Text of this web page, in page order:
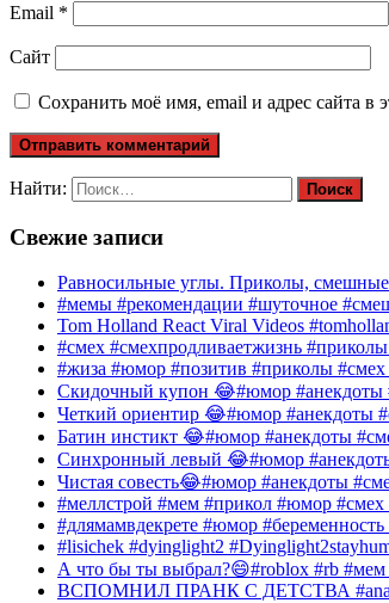
Email *
Сайт
Сохранить моё имя, email и адрес сайта в
Найти:
Свежие записи
Равносильные углы. Приколы,
#мемы #рекомендации #шуточное
Tom Holland React Viral Videos
#смех #смехпродливаетжизнь
#жиза #юмор #позитив #приколы
Скидочный купон 😂#юмор #анекдоты
Четкий ориентир 😂#юмор #анекдоты
Батин инстикт 😂#юмор #анекдоты
Синхронный левый 😂#юмор
Чистая совесть😂#юмор #анекдоты
#меллстрой #мем #прикол #юмор #смех
#длямамвдекрете #юмор
#lisichek #dyinglight2
А что бы ты выбрал?😄#roblox #rb
ВСПОМНИЛ ПРАНК С ДЕТСТВА